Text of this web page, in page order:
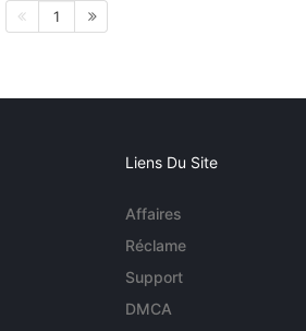
1
Liens Du Site
Affaires
Réclame
Support
DMCA